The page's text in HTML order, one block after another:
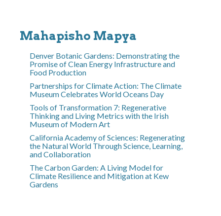
Mahapisho Mapya
Denver Botanic Gardens: Demonstrating the
Promise of Clean Energy Infrastructure and
Food Production
Partnerships for Climate Action: The Climate
Museum Celebrates World Oceans Day
Tools of Transformation 7: Regenerative
Thinking and Living Metrics with the Irish
Museum of Modern Art
California Academy of Sciences: Regenerating
the Natural World Through Science, Learning,
and Collaboration
The Carbon Garden: A Living Model for
Climate Resilience and Mitigation at Kew
Gardens